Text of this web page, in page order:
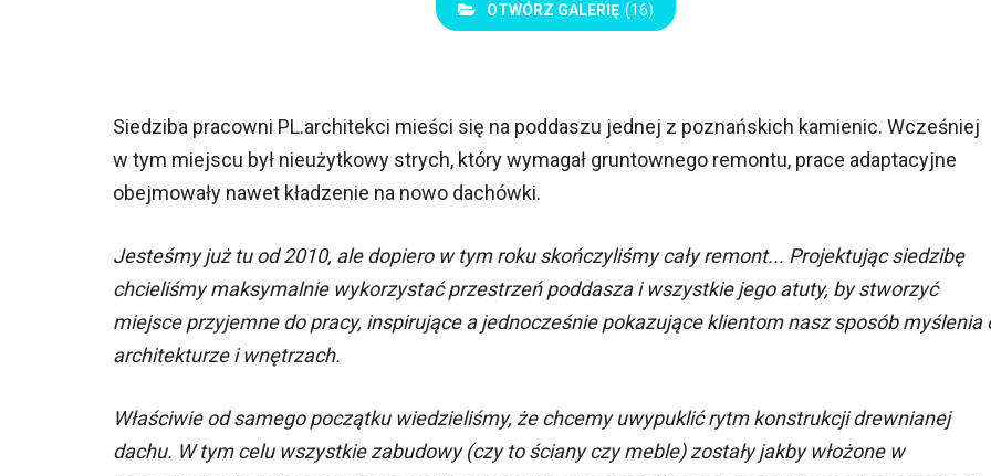
OTWÓRZ GALERIĘ (16)
Siedziba pracowni PL.architekci mieści się na poddaszu jednej z poznańskich kamienic. Wcześniej
w tym miejscu był nieużytkowy strych, który wymagał gruntownego remontu, prace adaptacyjne
obejmowały nawet kładzenie na nowo dachówki.
Jesteśmy już tu od 2010, ale dopiero w tym roku skończyliśmy cały remont... Projektując siedzibę
chcieliśmy maksymalnie wykorzystać przestrzeń poddasza i wszystkie jego atuty, by stworzyć
miejsce przyjemne do pracy, inspirujące a jednocześnie pokazujące klientom nasz sposób myślenia
architekturze i wnętrzach.
Właściwie od samego początku wiedzieliśmy, że chcemy uwypuklić rytm konstrukcji drewnianej
dachu. W tym celu wszystkie zabudowy (czy to ściany czy meble) zostały jakby włożone w